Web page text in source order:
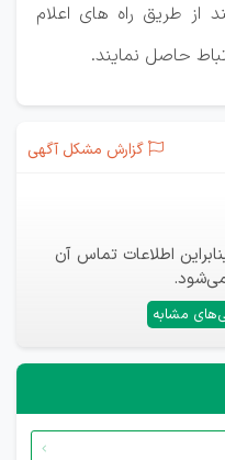
از طریق راه های اعلام
حاصل نمایند.
گزارش مشکل آگهی
اطلاعات تماس آن
مشابه